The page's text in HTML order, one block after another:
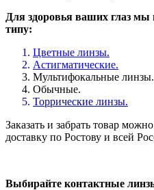
Для здоровья ваших глаз мы
типу:
Цветные линзы.
Астигматические.
Мультифокальные линзы.
Обычные.
Торрические линзы.
Заказать и забрать товар
доставку по Ростову и всей
Выбирайте контактные